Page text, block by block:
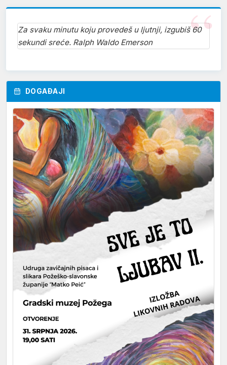
Za svaku minutu koju provedeš u ljutnji, izgubiš 60
sekundi sreće. Ralph Waldo Emerson
DOGAĐAJI